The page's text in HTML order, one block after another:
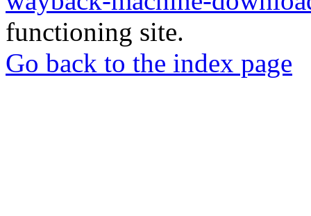
functioning site.
Go back to the index page